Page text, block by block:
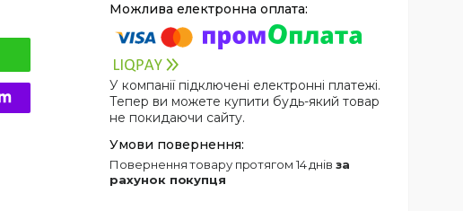
У компанії підключені електронні платежі.
Тепер ви можете купити будь-який товар
не покидаючи сайту.
повернення товару протягом 14 днів за
рахунок покупця